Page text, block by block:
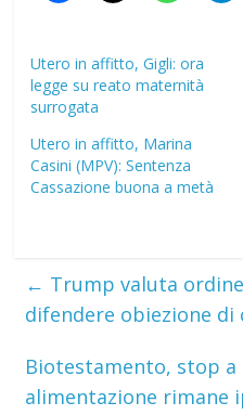
Utero in affitto, Gigli: ora
legge su reato maternità
surrogata
Utero in affitto, Marina
Casini (MPV): Sentenza
Cassazione buona a metà
← Trump valuta
difendere obiezione di
Biotestamento, stop a
alimentazione rimane